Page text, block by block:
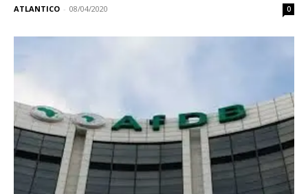
ATLANTICO - 08/04/2020 0